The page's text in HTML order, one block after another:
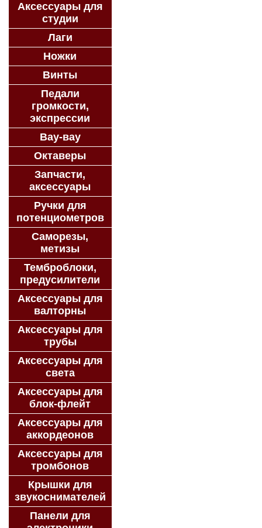
Аксессуары для
студии
Лаги
Ножки
Винты
Педали
громкости,
экспрессии
Вау-вау
Октаверы
Запчасти,
аксессуары
Ручки для
потенциометров
Саморезы,
метизы
Темброблоки,
предусилители
Аксессуары для
валторны
Аксессуары для
трубы
Аксессуары для
света
Аксессуары для
блок-флейт
Аксессуары для
аккордеонов
Аксессуары для
тромбонов
Крышки для
звукоснимателей
Панели для